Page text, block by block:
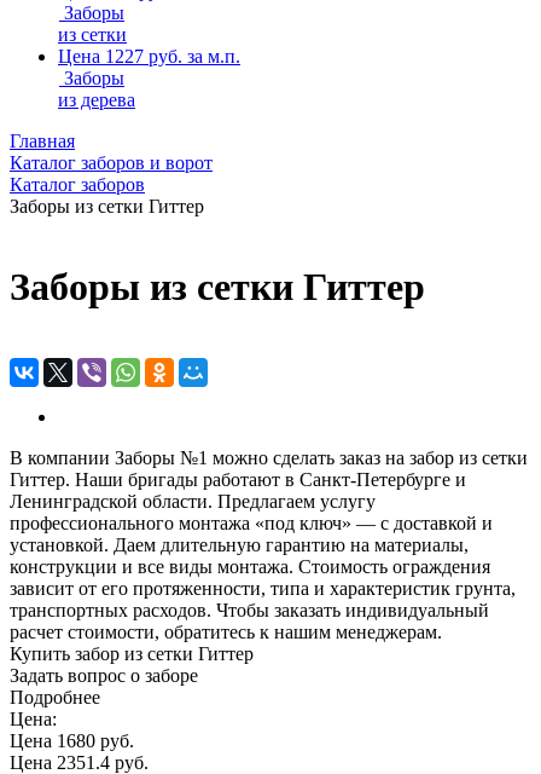
Заборы
из сетки
Цена 1227 руб. за м.п.
Заборы
из дерева
Главная
Каталог заборов и ворот
Каталог заборов
Заборы из сетки Гиттер
Заборы из сетки Гиттер
В компании Заборы №1 можно сделать заказ на забор из сетки
Гиттер. Наши бригады работают в Санкт-Петербурге и
Ленинградской области. Предлагаем услугу
профессионального монтажа «под ключ» — с доставкой и
установкой. Даем длительную гарантию на материалы,
конструкции и все виды монтажа. Стоимость ограждения
зависит от его протяженности, типа и характеристик грунта,
транспортных расходов. Чтобы заказать индивидуальный
расчет стоимости, обратитесь к нашим менеджерам.
Купить забор из сетки Гиттер
Задать вопрос о заборе
Подробнее
Цена:
Цена 1680 руб.
Цена 2351.4 руб.